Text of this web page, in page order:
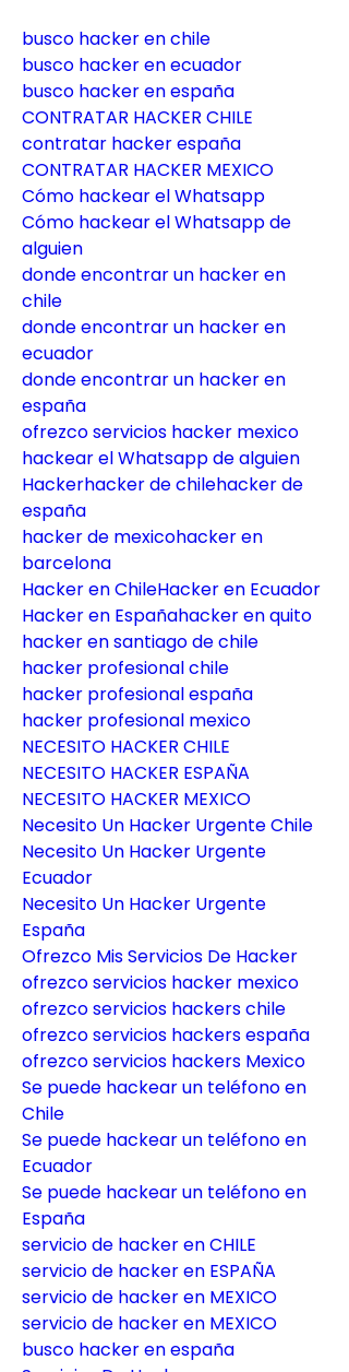
busco hacker en chile
busco hacker en ecuador
busco hacker en españa
CONTRATAR HACKER CHILE
contratar hacker españa
CONTRATAR HACKER MEXICO
Cómo hackear el Whatsapp
Cómo hackear el Whatsapp de
alguien
donde encontrar un hacker en
chile
donde encontrar un hacker en
ecuador
donde encontrar un hacker en
españa
ofrezco servicios hacker mexico
hackear el Whatsapp de alguien
Hackerhacker de chilehacker de
españa
hacker de mexicohacker en
barcelona
Hacker en ChileHacker en Ecuador
Hacker en Españahacker en quito
hacker en santiago de chile
hacker profesional chile
hacker profesional españa
hacker profesional mexico
NECESITO HACKER CHILE
NECESITO HACKER ESPAÑA
NECESITO HACKER MEXICO
Necesito Un Hacker Urgente Chile
Necesito Un Hacker Urgente
Ecuador
Necesito Un Hacker Urgente
España
Ofrezco Mis Servicios De Hacker
ofrezco servicios hacker mexico
ofrezco servicios hackers chile
ofrezco servicios hackers españa
ofrezco servicios hackers Mexico
Se puede hackear un teléfono en
Chile
Se puede hackear un teléfono en
Ecuador
Se puede hackear un teléfono en
España
servicio de hacker en CHILE
servicio de hacker en ESPAÑA
servicio de hacker en MEXICO
servicio de hacker en MEXICO
busco hacker en españa